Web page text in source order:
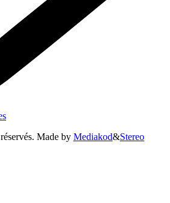
Made by Mediakod&Stereo